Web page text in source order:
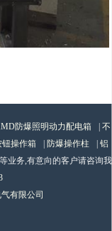
防爆照明动力配电箱 | 不
操作箱 | 防爆操作柱 | 铝
业务,有意向的客户请咨询我
有限公司